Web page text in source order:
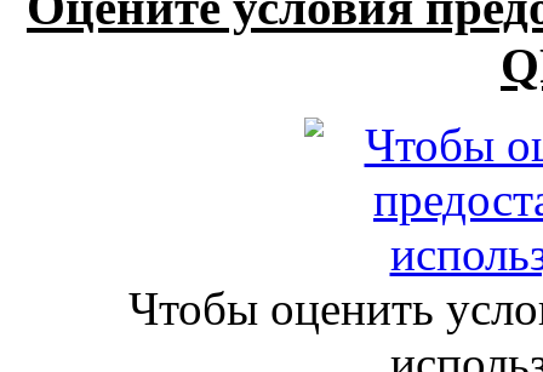
Чтобы оценить